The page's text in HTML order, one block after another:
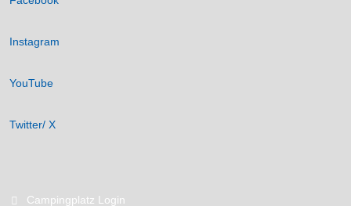
Instagram
YouTube
Twitter/ X
Campingplatz Login